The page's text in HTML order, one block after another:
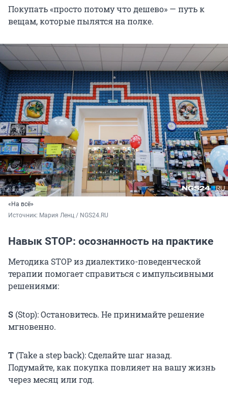
Покупать «просто потому что дешево» — путь к
вещам, которые пылятся на полке.
«На всё»
Источник: Мария Ленц / NGS24.RU
Навык STOP: осознанность на практике
Методика STOP из диалектико-поведенческой
терапии помогает справиться с импульсивными
решениями:
S (Stop): Остановитесь. Не принимайте решение
мгновенно.
T (Take a step back): Сделайте шаг назад.
Подумайте, как покупка повлияет на вашу жизнь
через месяц или год.